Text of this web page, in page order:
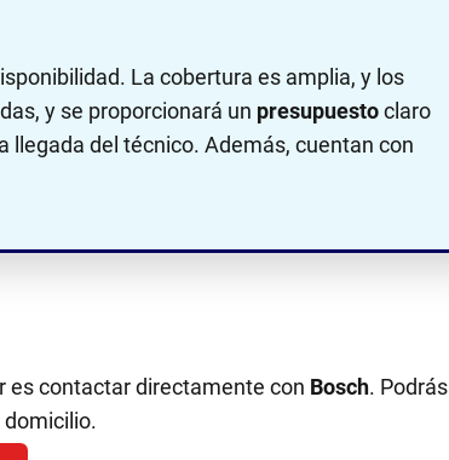
La cobertura es amplia, y los
y se proporcionará un presupuestoclaro
llegada del técnico. Además, cuentan con
es contactar directamente con Bosch. Podrás
domicilio.